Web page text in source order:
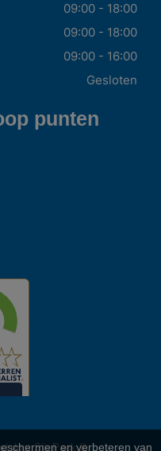
09:00 - 18:00
09:00 - 18:00
09:00 - 16:00
Gesloten
punten
doorSitePack ®en verbeteren van